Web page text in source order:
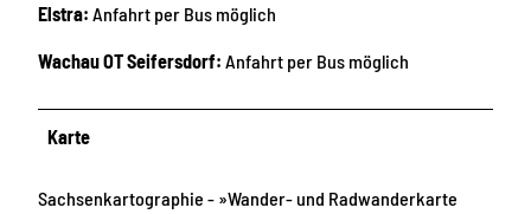
Elstra: Anfahrt per Bus möglich
Wachau OT Seifersdorf: Anfahrt per Bus möglich
Karte
Sachsenkartographie - »Wander- und Radwanderkarte